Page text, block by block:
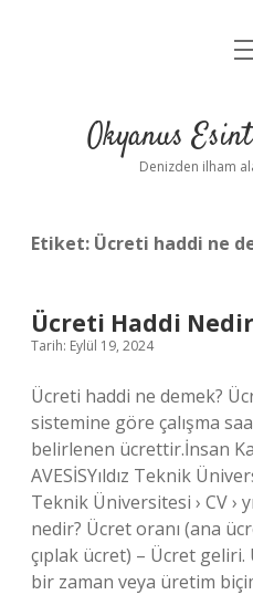
Yasal
Okyanus
Denizden ilham
Etiket: Ücreti haddi ne
Ücreti Haddi Nedir
Tarih: Eylül 19, 2024
Ücreti haddi ne demek?
sistemine göre çalışma
belirlenen ücrettir.İnsan
AVESİSYıldız Teknik
Teknik Üniversitesi › CV ›
nedir? Ücret oranı (ana
çıplak ücret) – Ücret
bir zaman veya üretim